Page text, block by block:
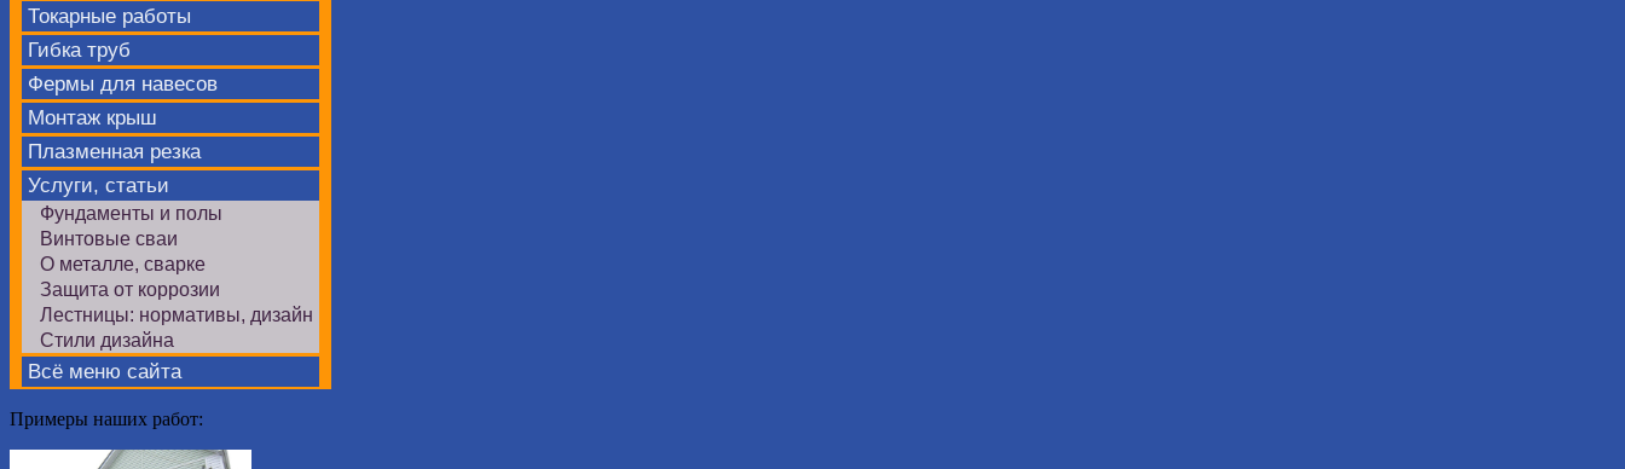
Токарные работы
Гибка труб
Фермы для навесов
Монтаж крыш
Плазменная резка
Услуги, статьи
Фундаменты и полы
Винтовые сваи
О металле, сварке
Защита от коррозии
Лестницы: нормативы, дизайн
Стили дизайна
Всё меню сайта
Примеры наших работ: